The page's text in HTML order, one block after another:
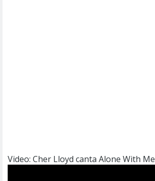
Video: Cher Lloyd canta Alone With Me